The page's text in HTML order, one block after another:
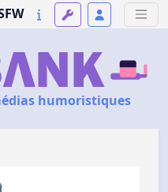
humoristiques